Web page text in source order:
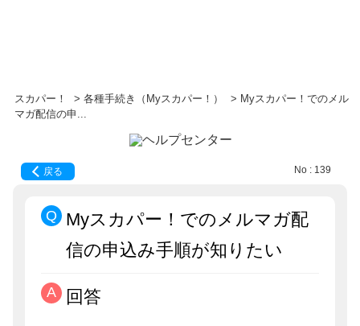
スカパー！ > 各種手続き（Myスカパー！） > Myスカパー！でのメル
マガ配信の申...
戻る No : 139
Myスカパー！でのメルマガ配
信の申込み手順が知りたい
回答